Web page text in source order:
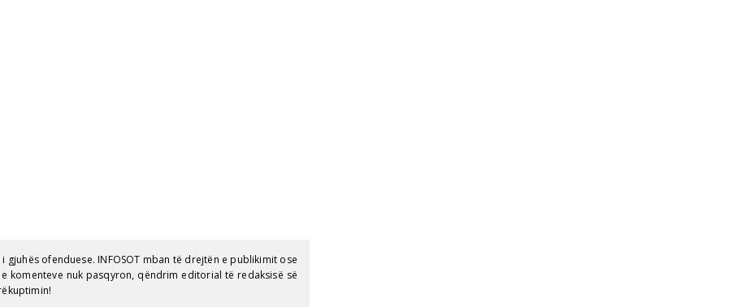
ofenduese. INFOSOT mban të drejtën e publikimit ose
komenteve nuk pasqyron, qëndrim editorial të redaksisë së